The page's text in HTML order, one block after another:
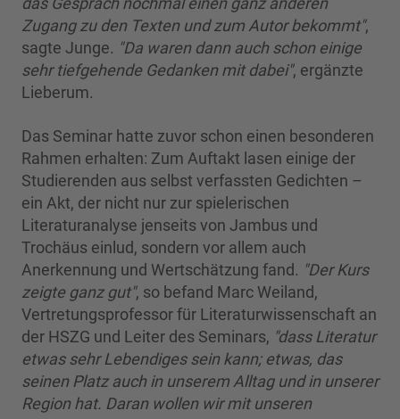
Zugang zu den Texten und zum Autor bekommt",
sagte Junge. "Da waren dann auch schon einige
sehr tiefgehende Gedanken mit dabei", ergänzte
Lieberum.
Das Seminar hatte zuvor schon einen besonderen
Rahmen erhalten: Zum Auftakt lasen einige der
Studierenden aus selbst verfassten Gedichten –
ein Akt, der nicht nur zur spielerischen
Literaturanalyse jenseits von Jambus und
Trochäus einlud, sondern vor allem auch
Anerkennung und Wertschätzung fand. "Der Kurs
zeigte ganz gut", so befand Marc Weiland,
Vertretungsprofessor für Literaturwissenschaft an
der HSZG und Leiter des Seminars, "dass Literatur
etwas sehr Lebendiges sein kann; etwas, das
seinen Platz auch in unserem Alltag und in unserer
Region hat. Daran wollen wir mit unseren